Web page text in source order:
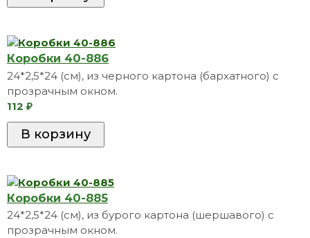
Коробки 40-886
24*2,5*24 (см), из черного картона (бархатного) с
прозрачным окном.
112 ₽
Коробки 40-885
24*2,5*24 (см), из бурого картона (шершавого) с
прозрачным окном.